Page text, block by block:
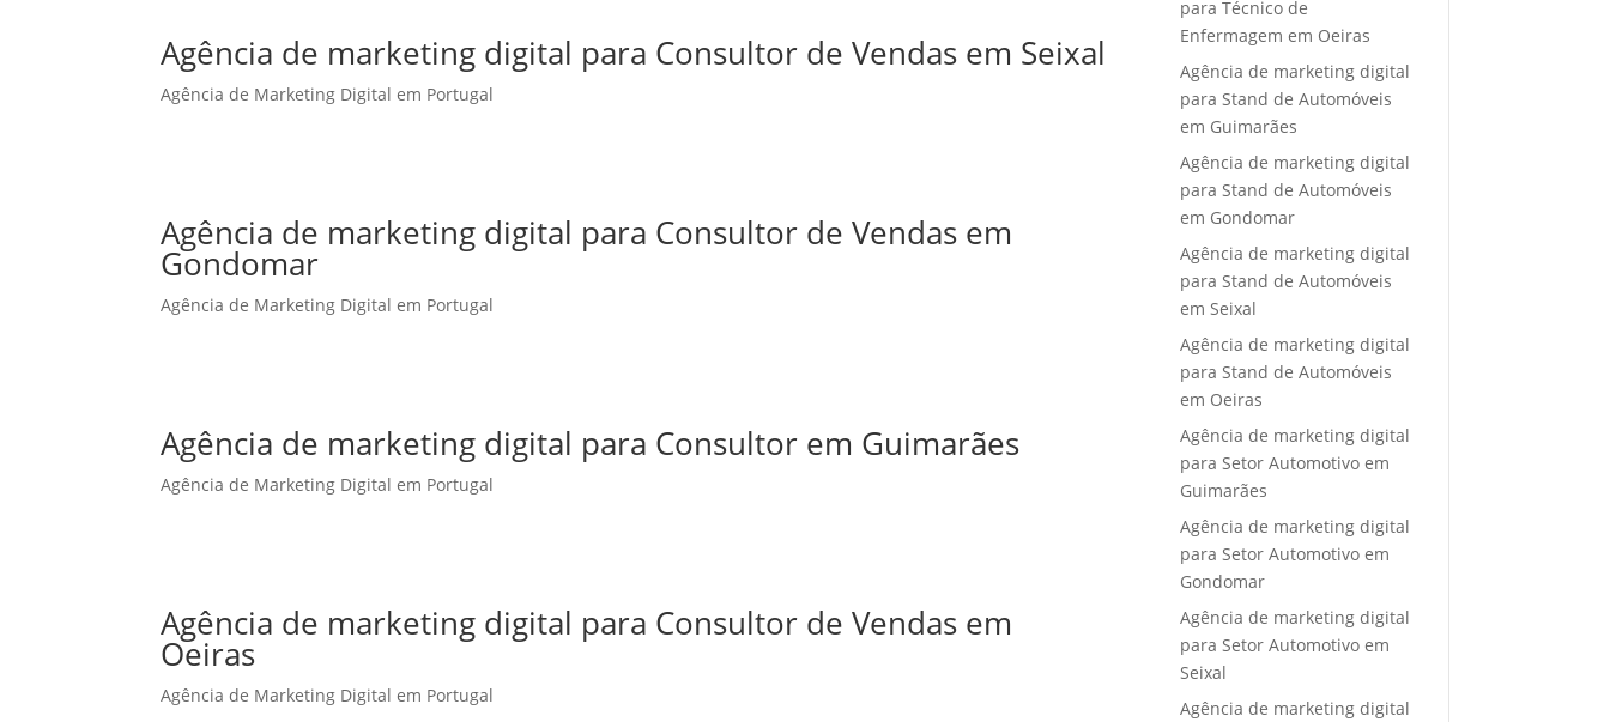
Agência de marketing digital para Consultor de Vendas em Seixal
Agência de Marketing Digital em Portugal
Agência de marketing digital para Consultor de Vendas em
Gondomar
Agência de Marketing Digital em Portugal
Agência de marketing digital para Consultor em Guimarães
Agência de Marketing Digital em Portugal
Agência de marketing digital para Consultor de Vendas em
Oeiras
Agência de Marketing Digital em Portugal
para Técnico de
Enfermagem em Oeiras
Agência de marketing digital
para Stand de Automóveis
em Guimarães
Agência de marketing digital
para Stand de Automóveis
em Gondomar
Agência de marketing digital
para Stand de Automóveis
em Seixal
Agência de marketing digital
para Stand de Automóveis
em Oeiras
Agência de marketing digital
para Setor Automotivo em
Guimarães
Agência de marketing digital
para Setor Automotivo em
Gondomar
Agência de marketing digital
para Setor Automotivo em
Seixal
Agência de marketing digital